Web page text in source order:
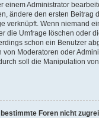
einem Administrator
ändere den ersten Beitrag
verknüpft. Wenn niemand
die Umfrage löschen oder
schon ein Benutzer
von Moderatoren oder
soll die Manipulation
Foren nicht